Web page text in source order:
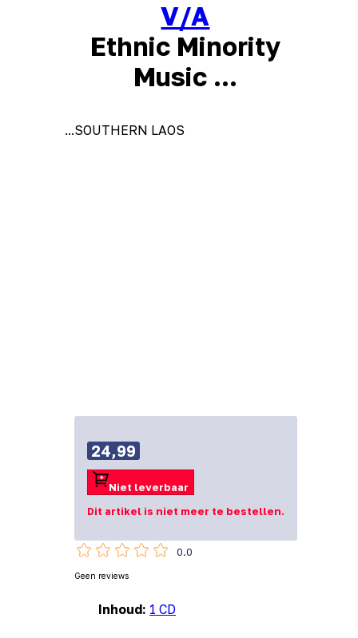
V/A
Ethnic Minority
Music ...
...SOUTHERN LAOS
Inhoud: 1 CD
24,99
Niet leverbaar
Dit artikel is niet meer te bestellen.
0.0
Geen reviews